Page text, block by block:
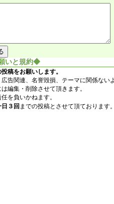
いと規約◆
稿をお願いします。
告関連、名誉毀損、テーマに関係ない
編集・削除させて頂きます。
を負いかねます。
３回 までの投稿とさせて頂ております。